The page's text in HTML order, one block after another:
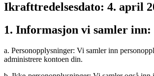
Ikrafttredelsesdato: 4. april
1. Informasjon vi samler inn:
a. Personopplysninger: Vi samler inn
administrere kontoen din.